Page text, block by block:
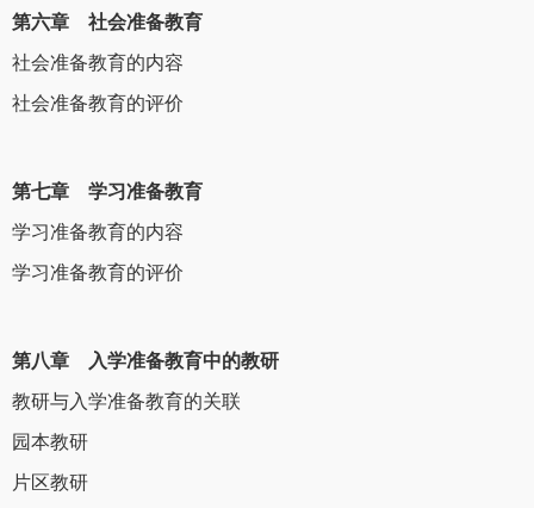
第六章 社会准备教育
社会准备教育的内容
社会准备教育的评价
第七章 学习准备教育
学习准备教育的内容
学习准备教育的评价
第八章 入学准备教育中的教研
教研与入学准备教育的关联
园本教研
片区教研